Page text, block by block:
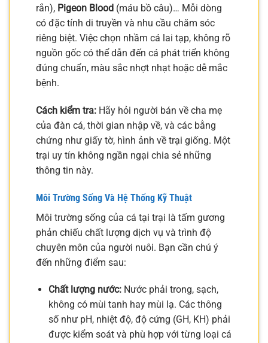
rắn), Pigeon Blood (máu bồ câu)… Mỗi dòng
có đặc tính di truyền và nhu cầu chăm sóc
riêng biệt. Việc chọn nhầm cá lai tạp, không rõ
nguồn gốc có thể dẫn đến cá phát triển không
đúng chuẩn, màu sắc nhợt nhạt hoặc dễ mắc
bệnh.
Cách kiểm tra: Hãy hỏi người bán về cha mẹ
của đàn cá, thời gian nhập về, và các bằng
chứng như giấy tờ, hình ảnh về trại giống. Một
trại uy tín không ngần ngại chia sẻ những
thông tin này.
Môi Trường Sống Và Hệ Thống Kỹ Thuật
Môi trường sống của cá tại trại là tấm gương
phản chiếu chất lượng dịch vụ và trình độ
chuyên môn của người nuôi. Bạn cần chú ý
đến những điểm sau:
Chất lượng nước:Nước phải trong, sạch,
không có mùi tanh hay mùi lạ. Các thông
số như pH, nhiệt độ, độ cứng (GH, KH) phải
được kiểm soát và phù hợp với từng loại cá